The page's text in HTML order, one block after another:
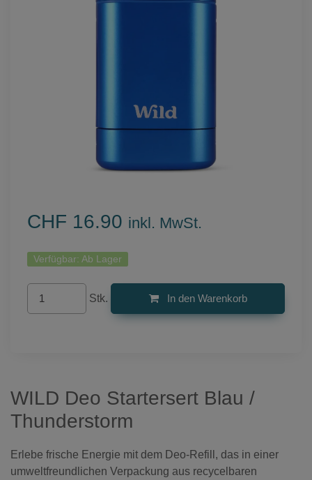
CHF 16.90 inkl. MwSt.
Verfügbar: Ab Lager
Stk. In den Warenkorb
WILD Deo Startersert Blau /
Thunderstorm
Erlebe frische Energie mit dem Deo-Refill, das in einer
umweltfreundlichen Verpackung aus recycelbaren